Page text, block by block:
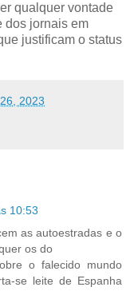
qualquer vontade
dos jornais em
justificam o status
2023
10:53
as autoestradas e o
os do
o falecido mundo
se leite de Espanha